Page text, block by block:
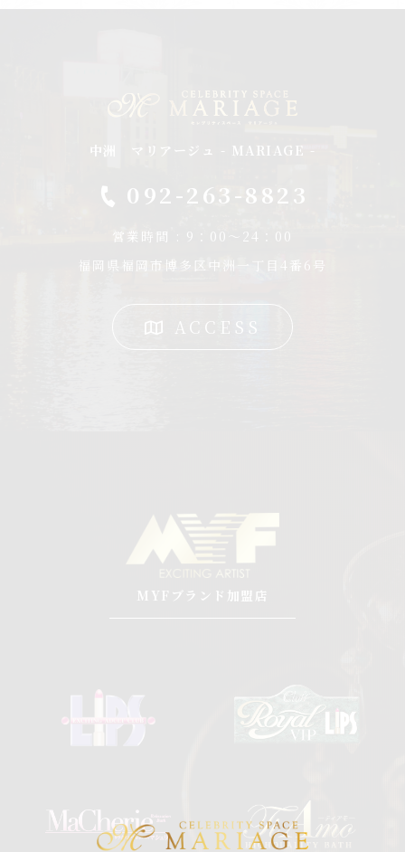
中洲 マリアージュ - MARIAGE -
092-263-8823
営業時間 : 9：00～24：00
福岡県福岡市博多区中洲一丁目4番6号
ACCESS
MYFブランド加盟店